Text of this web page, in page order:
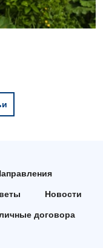
Новости
договора